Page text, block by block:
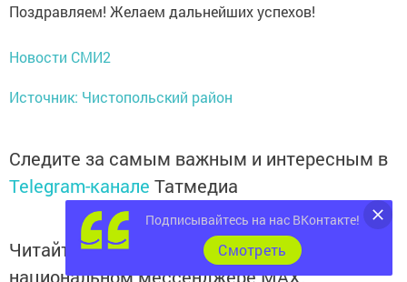
Поздравляем! Желаем дальнейших успехов!
Новости СМИ2
Источник: Чистопольский район
Следите за самым важным и интересным в
Telegram-канале Татмедиа
Читайте новости Татарстана в
национальном мессенджере MАХ:
Подписывайтесь на нас ВКонтакте!
Cмотреть